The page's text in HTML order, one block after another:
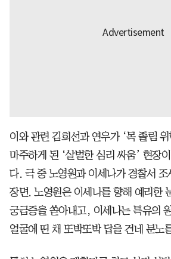
이와 관련 김희선과 연우가 ‘목 졸림
마주하게 된 ‘살벌한 심리 싸움’ 현장
다. 극 중 노영원과 이세나가 경찰서 조
장면. 노영원은 이세나를 향해 예리한
궁금증을 쏟아내고, 이세나는 특유의
얼굴에 띤 채 또박또박 답을 건네 분노